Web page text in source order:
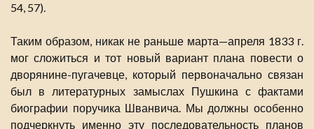
54, 57).
Таким образом, никак не раньше марта—апреля 1833 г.
мог сложиться и тот новый вариант плана повести о
дворянине-пугачевце, который первоначально связан
был в литературных замыслах Пушкина с фактами
биографии поручика Шванвича. Мы должны особенно
подчеркнуть именно эту последовательность планов